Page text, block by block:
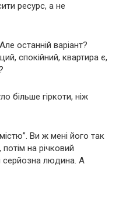
ресурс, а не
останній варіант?
спокійний, квартира є,
більше гіркоти, ніж
Ви ж мені його так
на річковий
серйозна людина. А